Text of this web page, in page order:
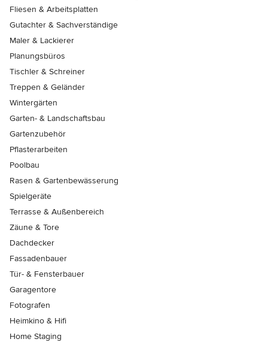
Fliesen & Arbeitsplatten
Gutachter & Sachverständige
Maler & Lackierer
Planungsbüros
Tischler & Schreiner
Treppen & Geländer
Wintergärten
Garten- & Landschaftsbau
Gartenzubehör
Pflasterarbeiten
Poolbau
Rasen & Gartenbewässerung
Spielgeräte
Terrasse & Außenbereich
Zäune & Tore
Dachdecker
Fassadenbauer
Tür- & Fensterbauer
Garagentore
Fotografen
Heimkino & Hifi
Home Staging